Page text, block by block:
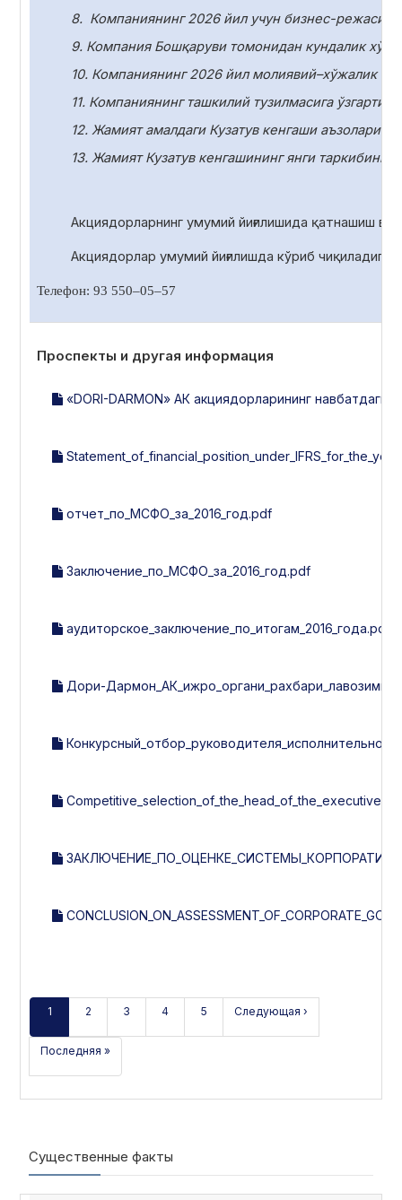
8. Компаниянинг 2026 йил учун бизнес-
9. Компания Бошқаруви томонидан кундалик
10. Компаниянинг 2026 йил молиявий–хўжалик
11. Компаниянинг ташкилий тузилмасига
12. Жамият амалдаги Кузатув кенгаши
13. Жамият Кузатув кенгашининг янги таркибини
Акциядорларнинг умумий йиғилишида қатнашиш
Акциядорлар умумий йиғилишда кўриб
Телефон: 93 550–05–57
Проспекты и другая информация
«DORI-DARMON» АК акциядорларининг навбатдаги
отчет_по_МСФО_за_2016_год.pdf
Заключение_по_МСФО_за_2016_год.pdf
аудиторское_заключение_по_итогам_2016_года.pdf
Дори-
1 2 3 4 5 Следующая ›
Последняя »
Существенные факты